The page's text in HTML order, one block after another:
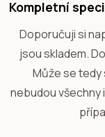
Kompletní
Doporučuji si
jsou skladem.
Může se tedy
nebudou všechny